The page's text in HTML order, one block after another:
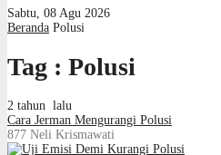
Sabtu, 08 Agu 2026
Beranda Polusi
Tag : Polusi
2 tahun lalu
Cara Jerman Mengurangi Polusi
877 Neli Krismawati